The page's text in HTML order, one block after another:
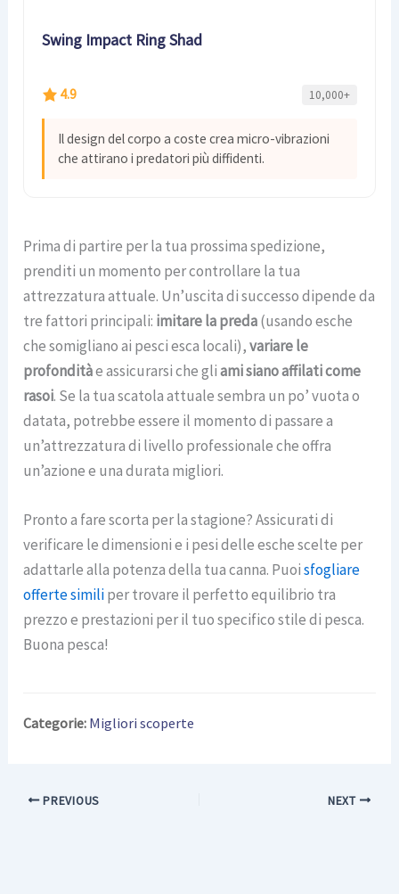
Swing Impact Ring Shad
4.9 10,000+
Il design del corpo a coste crea micro-vibrazioni
che attirano i predatori più diffidenti.
Prima di partire per la tua prossima spedizione,
prenditi un momento per controllare la tua
attrezzatura attuale. Un’uscita di successo dipende da
tre fattori principali: imitare la preda(usando esche
che somigliano ai pesci esca locali),variare le
profonditàe assicurarsi che gliami siano affilati come
rasoi. Se la tua scatola attuale sembra un po’ vuota o
datata, potrebbe essere il momento di passare a
un’attrezzatura di livello professionale che offra
un’azione e una durata migliori.
Pronto a fare scorta per la stagione? Assicurati di
verificare le dimensioni e i pesi delle esche scelte per
adattarle alla potenza della tua canna. Puoisfogliare
offerte similiper trovare il perfetto equilibrio tra
prezzo e prestazioni per il tuo specifico stile di pesca.
Buona pesca!
Categorie: Migliori scoperte
PREVIOUS NEXT